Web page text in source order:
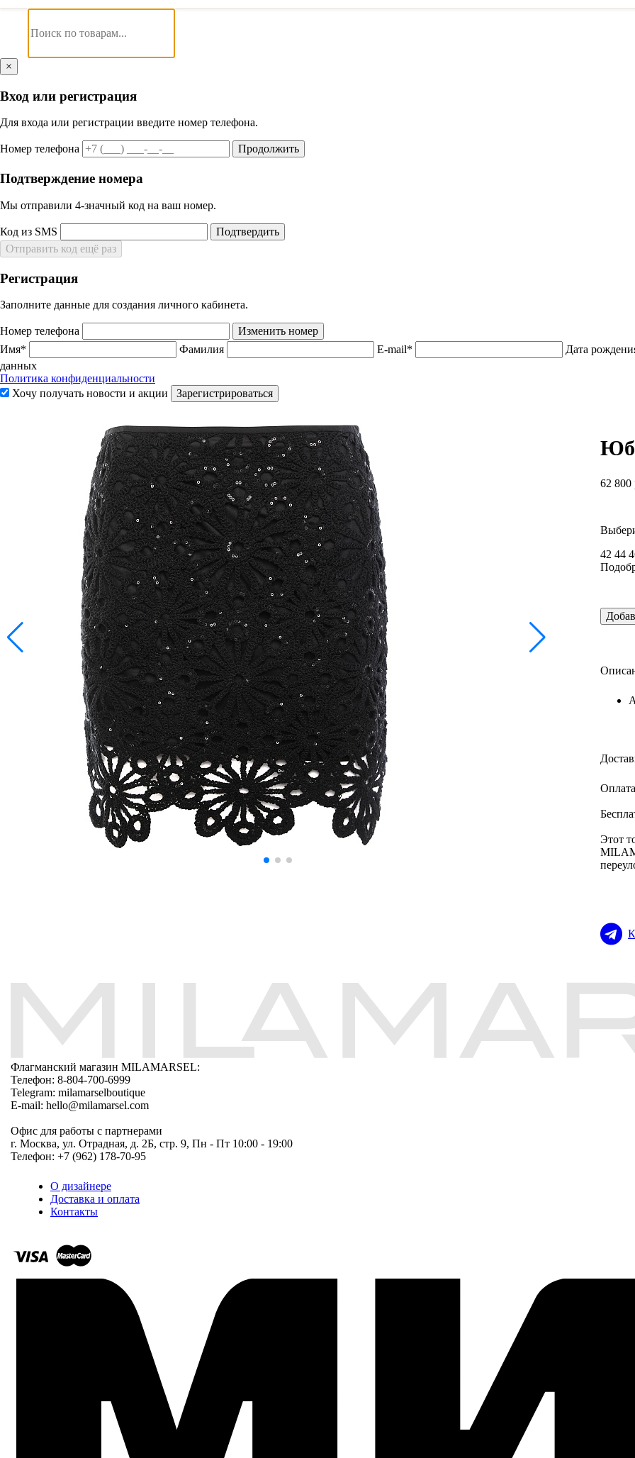
×
Вход или регистрация
Для входа или регистрации введите номер телефона.
Номер телефона Продолжить
Подтверждение номера
Мы отправили 4‑значный код на ваш номер.
Код из SMS
Подтвердить
Отправить код ещё раз
Регистрация
Заполните данные для создания личного кабинета.
Номер телефона
Изменить номер
Имя*
Фамилия E-mail*
Дата
данных
Политика конфиденциальности
Хочу получать новости и акции
Зарегистрироваться
62 800
42 44
Этот
Флагманский магазин MILAMARSEL:
Телефон: 8-804-700-6999
Telegram: milamarselboutique
E-mail: hello@milamarsel.com
Офис для работы с партнерами
г. Москва, ул. Отрадная, д. 2Б, стр. 9, Пн - Пт 10:00 - 19:00
Телефон: +7 (962) 178-70-95
О дизайнере
Доставка и оплата
Контакты